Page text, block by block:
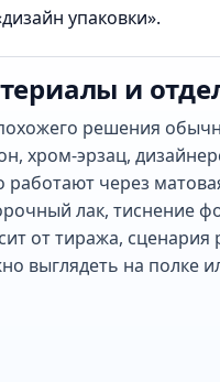
упаковки».
и
решения
хром-эрзац,
работают через
лак, тиснение
от тиража, сценария
выглядеть на полке